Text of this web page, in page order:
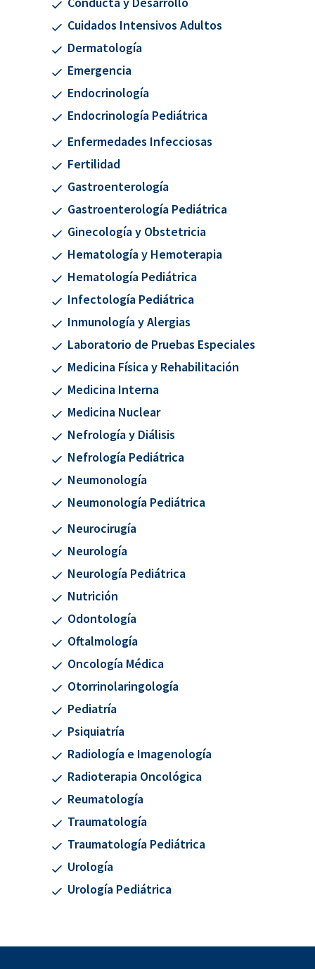
Cuidados Intensivos Adultos
Dermatología
Emergencia
Endocrinología
Endocrinología Pediátrica
Enfermedades Infecciosas
Fertilidad
Gastroenterología
Gastroenterología Pediátrica
Ginecología y Obstetricia
Hematología y Hemoterapia
Hematología Pediátrica
Infectología Pediátrica
Inmunología y Alergias
Laboratorio de Pruebas Especiales
Medicina Física y Rehabilitación
Medicina Interna
Medicina Nuclear
Nefrología y Diálisis
Nefrología Pediátrica
Neumonología
Neumonología Pediátrica
Neurocirugía
Neurología
Neurología Pediátrica
Nutrición
Odontología
Oftalmología
Oncología Médica
Otorrinolaringología
Pediatría
Psiquiatría
Radiología e Imagenología
Radioterapia Oncológica
Reumatología
Traumatología
Traumatología Pediátrica
Urología
Urología Pediátrica